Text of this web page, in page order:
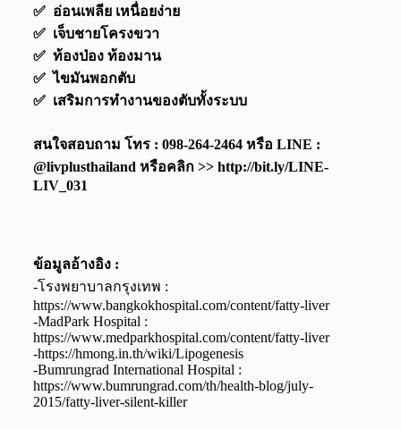
✅ อ่อนเพลีย เหนื่อยง่าย
✅ เจ็บชายโครงขวา
✅ ท้องป่อง ท้องมาน
✅ ไขมันพอกตับ
✅ เสริมการทำงานของตับทั้งระบบ
สนใจสอบถาม โทร : 098-264-2464 หรือ LINE :
@livplusthailand หรือคลิก >> http://bit.ly/LINE-
LIV_031
ข้อมูลอ้างอิง :
-โรงพยาบาลกรุงเทพ :
https://www.bangkokhospital.com/content/fatty-liver
-MadPark Hospital :
https://www.medparkhospital.com/content/fatty-liver
-https://hmong.in.th/wiki/Lipogenesis
-Bumrungrad International Hospital :
https://www.bumrungrad.com/th/health-blog/july-
2015/fatty-liver-silent-killer